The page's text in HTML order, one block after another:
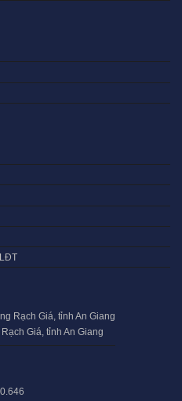
Rạch Giá, tỉnh An Giang
Giá, tỉnh An Giang